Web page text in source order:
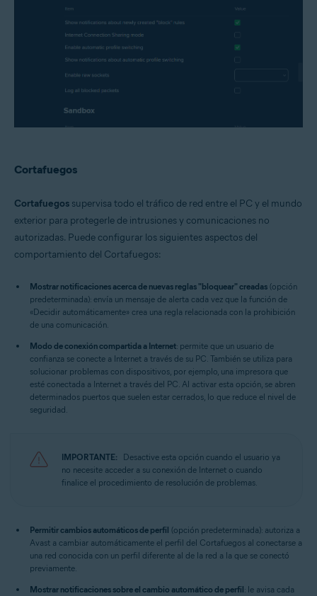
Cortafuegos
Cortafuegos supervisa todo el tráfico de red entre el PC y el mundo
exterior para protegerle de intrusiones y comunicaciones no
autorizadas. Puede configurar los siguientes aspectos del
comportamiento del Cortafuegos:
Mostrar notificaciones acerca de nuevas reglas "bloquear" creadas (opción
predeterminada): envía un mensaje de alerta cada vez que la función de
«Decidir automáticamente» crea una regla relacionada con la prohibición
de una comunicación.
Modo de conexión compartida a Internet: permite que un usuario de
confianza se conecte a Internet a través de su PC. También se utiliza para
solucionar problemas con dispositivos, por ejemplo, una impresora que
esté conectada a Internet a través del PC. Al activar esta opción, se abren
determinados puertos que suelen estar cerrados, lo que reduce el nivel de
seguridad.
IMPORTANTE:
Desactive esta opción cuando el usuario ya
no necesite acceder a su conexión de Internet o cuando
finalice el procedimiento de resolución de problemas.
Permitir cambios automáticos de perfil (opción predeterminada): autoriza a
Avast a cambiar automáticamente el perfil del Cortafuegos al conectarse a
una red conocida con un perfil diferente al de la red a la que se conectó
previamente.
Mostrar notificaciones sobre el cambio automático de perfil: le avisa cada